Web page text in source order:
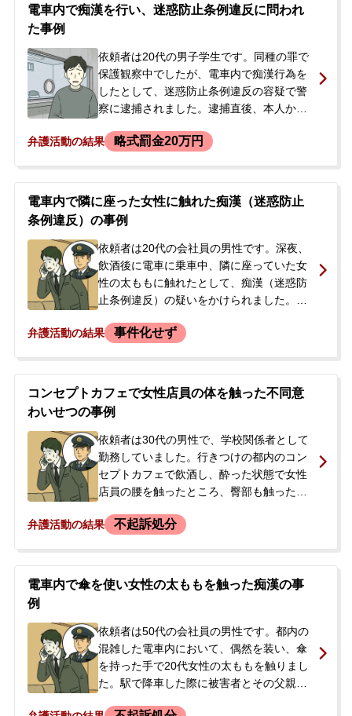
す。依頼者は一度相手をブロックしました
が、後日謝罪のメッセージを送ったとこ
れました。逮捕当日、警察から連絡を受け
た依頼者の妻から当事務所に電話があり、
勾留されるかどうかが翌日決まると聞き、
すぐに本人に会ってほしいとのことでご相
電車内で痴漢を行い、迷惑防止条例違反に問われ
た事例
依頼者は20代の男子学生です。同種の罪で
保護観察中でしたが、電車内で痴漢行為を
したとして、迷惑防止条例違反の容疑で警
察に逮捕されました。逮捕直後、本人から
事務所に電話で相談されました。父親は以
望されました。
弁護活動の結果 略式罰金20万円
電車内で隣に座った女性に触れた痴漢（迷惑防止
条例違反）の事例
依頼者は20代の会社員の男性です。深夜、
飲酒後に電車に乗車中、隣に座っていた女
性の太ももに触れたとして、痴漢（迷惑防
止条例違反）の疑いをかけられました。依
していました。被害者本人ではなく、一緒
ら防犯カメラの確認など捜査を進めると告
げられたため、会社に知られることや事件
が大事になることを避けたいと、早期解決
を希望し当事務所へ相談されました。
弁護活動の結果 事件化せず
コンセプトカフェで女性店員の体を触った不同意
わいせつの事例
依頼者は30代の男性で、学校関係者として
勤務していました。行きつけの都内のコン
セプトカフェで飲酒し、酔った状態で女性
店員の腰を触ったところ、臀部も触ったと
署に任意同行し、事情聴取を受けることに
示談金の相場が分からず心配されていまし
た。早期解決を目指し、警察での聴取後、
た。
弁護活動の結果 不起訴処分
電車内で傘を使い女性の太ももを触った痴漢の事
例
依頼者は50代の会社員の男性です。都内の
混雑した電車内において、偶然を装い、傘
を持った手で20代女性の太ももを触りまし
た。駅で降車した際に被害者とその父親に